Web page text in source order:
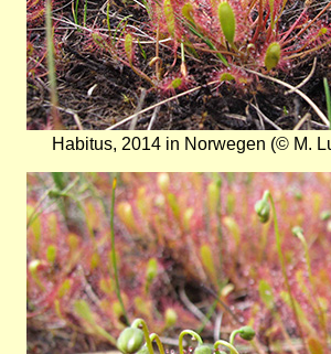
Habitus, 2014 in Norwegen (© M.
Bild